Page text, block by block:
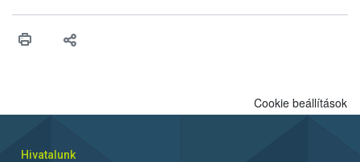
Cookie beállítások
Hivatalunk